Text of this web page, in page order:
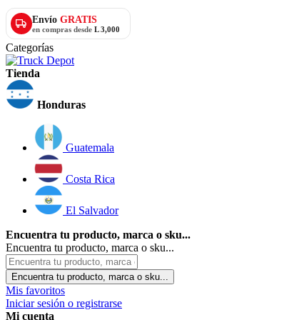
Envío GRATIS
en compras desde L 3,000
Categorías
Tienda
Honduras
Guatemala
Costa Rica
El Salvador
Encuentra tu producto, marca o sku...
Encuentra tu producto, marca o sku...
Encuentra tu producto, marca o sku...
Mis favoritos
Iniciar sesión o registrarse
Mi cuenta